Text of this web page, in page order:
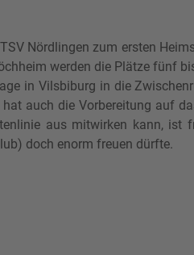
Nördlingen zum ersten
werden die Plätze fünf
in Vilsbiburg in die
auch die Vorbereitung auf
aus mitwirken kann, ist
doch enorm freuen dürfte.